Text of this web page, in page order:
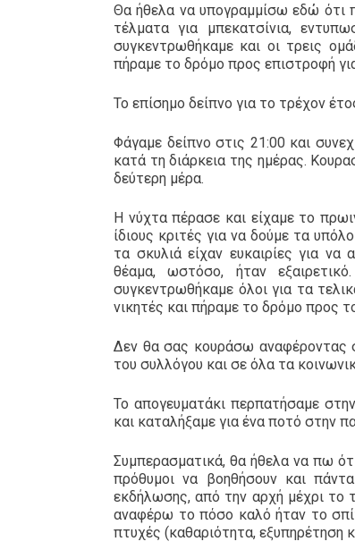
Θα ήθελα να υπογραμμίσω εδώ ότι
τέλματα για μπεκατσίνια,
συγκεντρωθήκαμε και οι τρεις
πήραμε το δρόμο προς επιστροφή
Το επίσημο δείπνο για το τρέχον
Φάγαμε δείπνο στις 21:00 και
κατά τη διάρκεια της ημέρας.
δεύτερη μέρα.
Η νύχτα πέρασε και είχαμε το
ίδιους κριτές για να δούμε τα
τα σκυλιά είχαν ευκαιρίες για
θέαμα, ωστόσο, ήταν
συγκεντρωθήκαμε όλοι για τα
νικητές και πήραμε το δρόμο προς
Δεν θα σας κουράσω αναφέροντας
του συλλόγου και σε όλα τα
Το απογευματάκι περπατήσαμε
και καταλήξαμε για ένα ποτό στην
Συμπερασματικά, θα ήθελα να πω
πρόθυμοι να βοηθήσουν και
εκδήλωσης, από την αρχή μέχρι το
αναφέρω το πόσο καλό ήταν το
πτυχές (καθαριότητα, εξυπηρέτηση